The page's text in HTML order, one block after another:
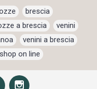
brescia
a brescia venini
venini a brescia
on line